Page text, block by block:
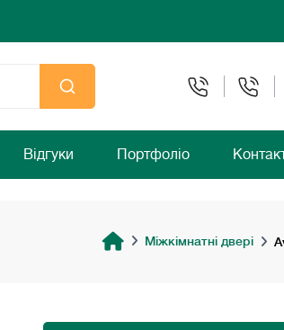
Відгуки Портфоліо
Міжкімнатні двері